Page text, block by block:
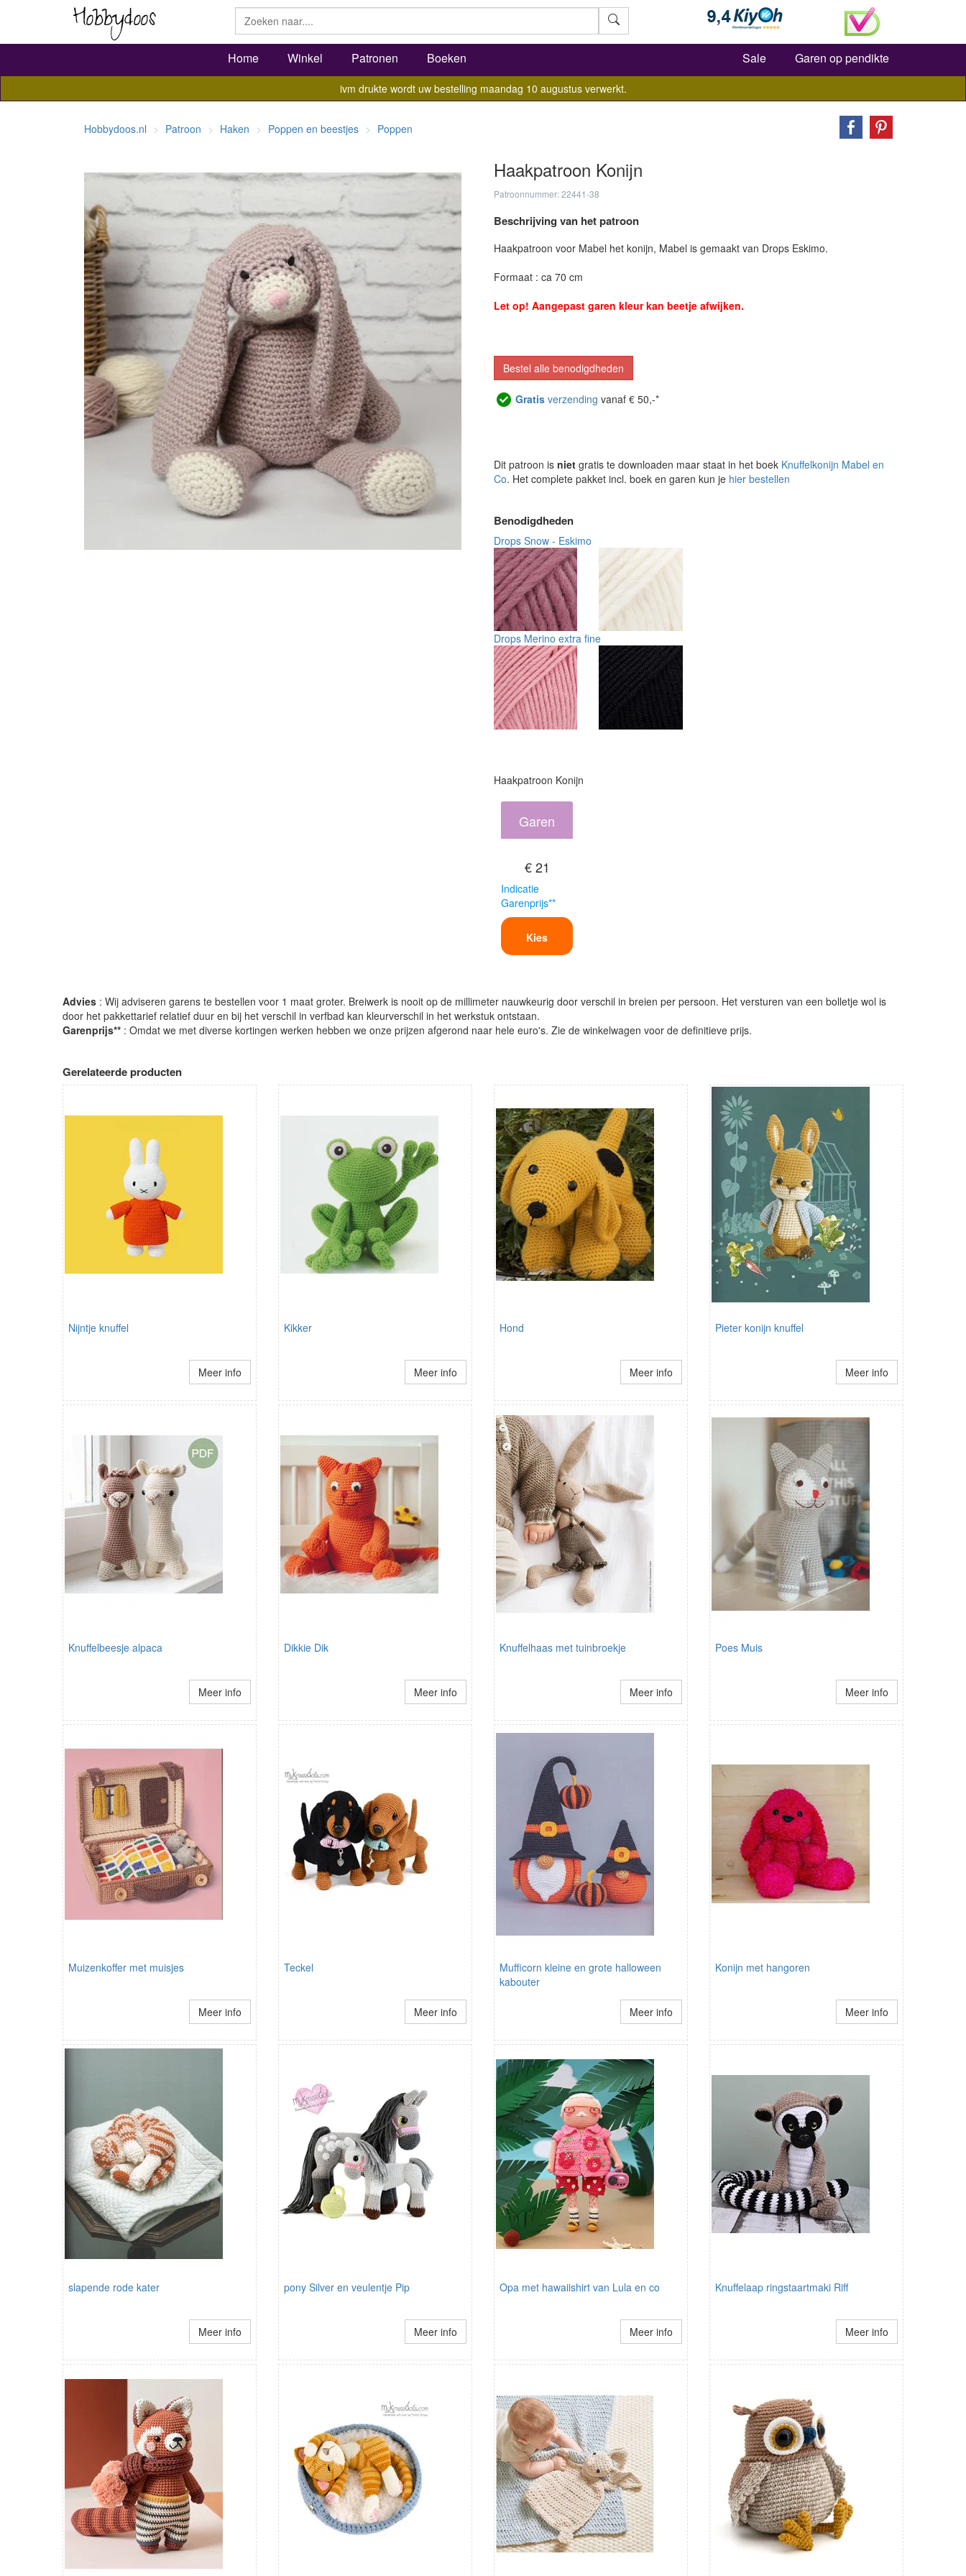
Zoeken
Home Winkel Patronen Boeken Sale Garen op pendikte
ivm drukte wordt uw bestelling maandag 10 augustus verwerkt.
Hobbydoos.nl Patroon Haken Poppen en beestjes Poppen
Haakpatroon Konijn
Patroonnummer: 22441-38
Beschrijving van het patroon
Haakpatroon voor Mabel het konijn, Mabel is gemaakt van Drops Eskimo.
Formaat : ca 70 cm
Let op! Aangepast garen kleur kan beetje afwijken.
Bestel alle benodigdheden
Gratis verzending vanaf € 50,-*
Dit patroon is niet gratis te downloaden maar staat in het boek Knuffelkonijn Mabel en
Co. Het complete pakket incl. boek en garen kun je hier bestellen
Benodigdheden
Drops Snow - Eskimo
Drops Merino extra fine
Haakpatroon Konijn
Garen
€ 21
Indicatie
Garenprijs**
Kies
Advies : Wij adviseren garens te bestellen voor 1 maat groter. Breiwerk is nooit op de millimeter nauwkeurig door verschil in breien per persoon. Het versturen van een bolletje wol is
door het pakkettarief relatief duur en bij het verschil in verfbad kan kleurverschil in het werkstuk ontstaan.
Garenprijs** : Omdat we met diverse kortingen werken hebben we onze prijzen afgerond naar hele euro's. Zie de winkelwagen voor de definitieve prijs.
Gerelateerde producten
Nijntje knuffel
Meer info
Kikker
Meer info
Hond
Meer info
Pieter konijn knuffel
Meer info
Knuffelbeesje alpaca
Meer info
Dikkie Dik
Meer info
Knuffelhaas met tuinbroekje
Meer info
Poes Muis
Meer info
Muizenkoffer met muisjes
Meer info
Teckel
Meer info
Mufficorn kleine en grote halloween
kabouter
Meer info
Konijn met hangoren
Meer info
slapende rode kater
Meer info
pony Silver en veulentje Pip
Meer info
Opa met hawaiishirt van Lula en co
Meer info
Knuffelaap ringstaartmaki Riff
Meer info